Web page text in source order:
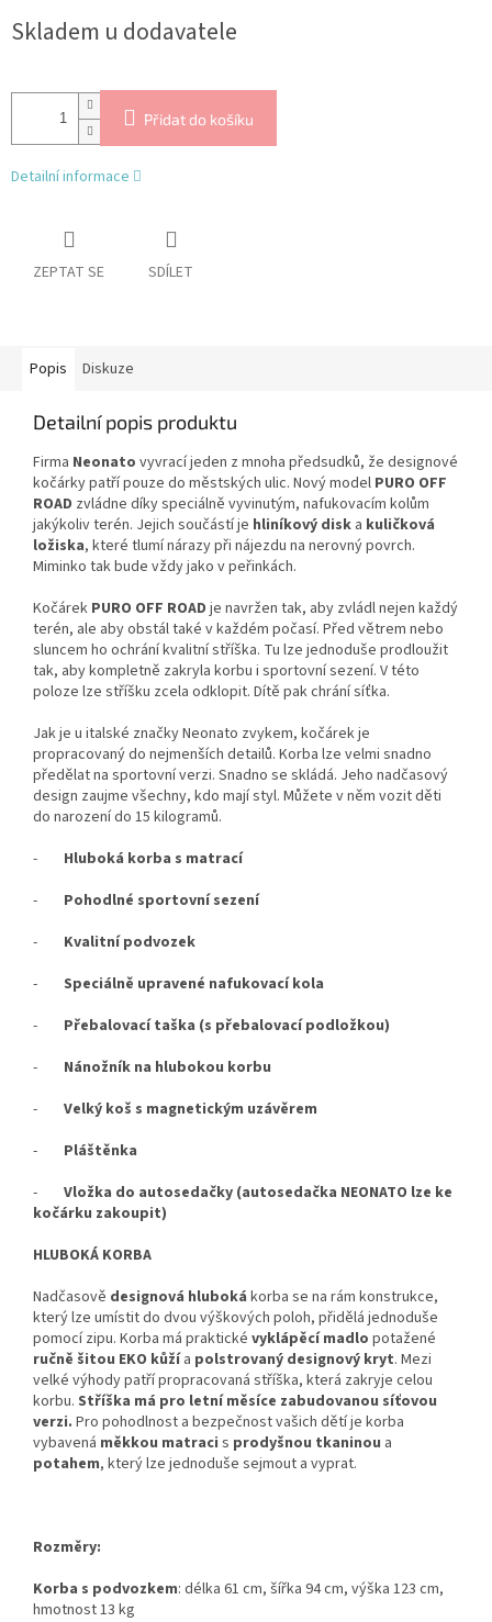
cena:
Skladem u dodavatele
Přidat do košíku
Detailní informace
ZEPTAT SE SDÍLET
Popis Diskuze
Detailní popis produktu
Firma Neonato vyvrací jeden z mnoha předsudků, že designové
kočárky patří pouze do městských ulic. Nový model PURO OFF
ROAD zvládne díky speciálně vyvinutým, nafukovacím kolům
jakýkoliv terén. Jejich součástí je hliníkový disk a kuličková
ložiska, které tlumí nárazy při nájezdu na nerovný povrch.
Miminko tak bude vždy jako v peřinkách.
Kočárek PURO OFF ROAD je navržen tak, aby zvládl nejen každý
terén, ale aby obstál také v každém počasí. Před větrem nebo
sluncem ho ochrání kvalitní stříška. Tu lze jednoduše prodloužit
tak, aby kompletně zakryla korbu i sportovní sezení. V této
poloze lze stříšku zcela odklopit. Dítě pak chrání síťka.
Jak je u italské značky Neonato zvykem, kočárek je
propracovaný do nejmenších detailů. Korba lze velmi snadno
předělat na sportovní verzi. Snadno se skládá. Jeho nadčasový
design zaujme všechny, kdo mají styl. Můžete v něm vozit děti
do narození do 15 kilogramů.
- Hluboká korba s matrací
- Pohodlné sportovní sezení
- Kvalitní podvozek
- Speciálně upravené nafukovací kola
- Přebalovací taška (s přebalovací podložkou)
- Nánožník na hlubokou korbu
- Velký koš s magnetickým uzávěrem
- Pláštěnka
- Vložka do autosedačky (autosedačka NEONATO lze ke
kočárku zakoupit)
HLUBOKÁ KORBA
Nadčasově designová hluboká korba se na rám konstrukce,
který lze umístit do dvou výškových poloh, přidělá jednoduše
pomocí zipu. Korba má praktické vyklápěcí madlo potažené
ručně šitou EKO kůžía polstrovaný designový kryt. Mezi
velké výhody patří propracovaná stříška, která zakryje celou
korbu. Stříška má pro letní měsíce zabudovanou síťovou
verzi. Pro pohodlnost a bezpečnost vašich dětí je korba
vybavená měkkou matraci s prodyšnou tkaninou a
potahem, který lze jednoduše sejmout a vyprat.
Rozměry:
Korba s podvozkem: délka 61 cm, šířka 94 cm, výška 123 cm,
hmotnost 13 kg